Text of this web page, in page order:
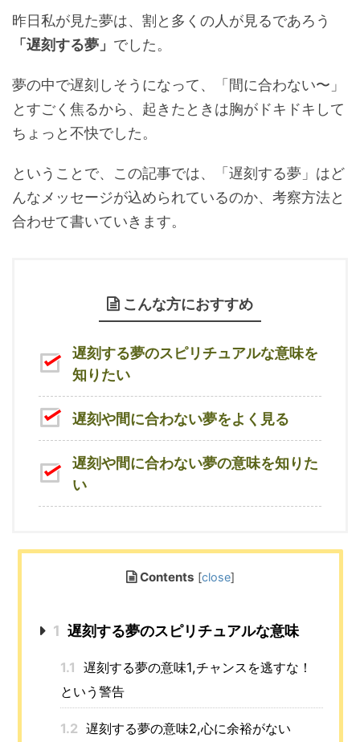
昨日私が見た夢は、割と多くの人が見るであろう
「遅刻する夢」 でした。
夢の中で遅刻しそうになって、「間に合わない〜」
とすごく焦るから、起きたときは胸がドキドキして
ちょっと不快でした。
ということで、この記事では、「遅刻する夢」はど
んなメッセージが込められているのか、考察方法と
合わせて書いていきます。
こんな方におすすめ
遅刻する夢のスピリチュアルな意味を
知りたい
遅刻や間に合わない夢をよく見る
遅刻や間に合わない夢の意味を知りた
い
Contents [close]
1 遅刻する夢のスピリチュアルな意味
1.1 遅刻する夢の意味1,チャンスを逃すな！
という警告
1.2 遅刻する夢の意味2,心に余裕がない